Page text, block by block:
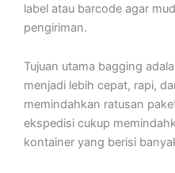
label atau barcode agar
pengiriman.
Tujuan utama bagging
menjadi lebih cepat, rapi,
memindahkan ratusan
ekspedisi cukup
kontainer yang berisi